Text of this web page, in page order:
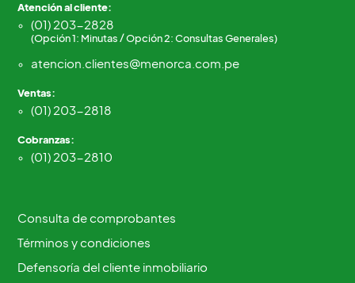
Atención al cliente:
(01) 203-2828
(Opción 1: Minutas / Opción 2: Consultas Generales)
atencion.clientes@menorca.com.pe
Ventas:
(01) 203-2818
Cobranzas:
(01) 203-2810
Consulta de comprobantes
Términos y condiciones
Defensoría del cliente inmobiliario